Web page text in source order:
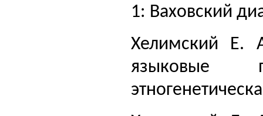
1: Ваховский
Хелимский Е.
языковые